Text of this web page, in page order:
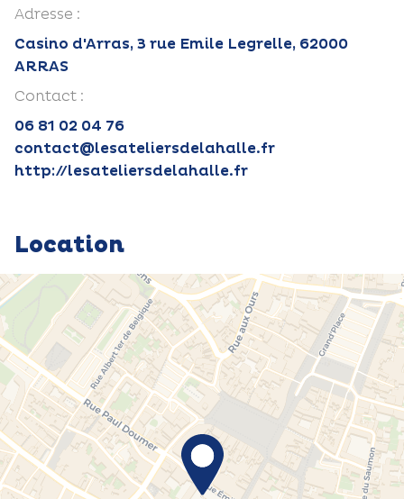
Adresse :
Casino d'Arras, 3 rue Emile Legrelle, 62000
ARRAS
Contact :
06 81 02 04 76‬
contact@lesateliersdelahalle.fr
http://lesateliersdelahalle.fr
Location